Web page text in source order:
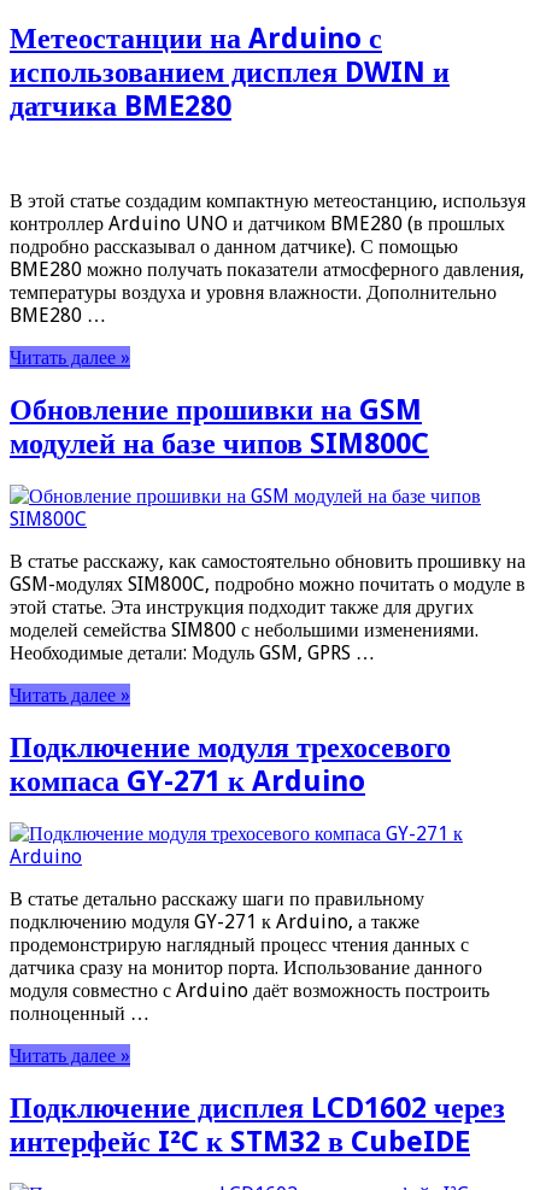
Метеостанции на Arduino с
использованием дисплея DWIN и
датчика BME280
В этой статье создадим компактную метеостанцию, используя
контроллер Arduino UNO и датчиком BME280 (в прошлых
подробно рассказывал о данном датчике). С помощью
BME280 можно получать показатели атмосферного давления,
температуры воздуха и уровня влажности. Дополнительно
BME280 …
Читать далее »
Обновление прошивки на GSM
модулей на базе чипов SIM800C
В статье расскажу, как самостоятельно обновить прошивку на
GSM-модулях SIM800C, подробно можно почитать о модуле в
этой статье. Эта инструкция подходит также для других
моделей семейства SIM800 с небольшими изменениями.
Необходимые детали: Модуль GSM, GPRS …
Читать далее »
Подключение модуля трехосевого
компаса GY-271 к Arduino
В статье детально расскажу шаги по правильному
подключению модуля GY-271 к Arduino, а также
продемонстрирую наглядный процесс чтения данных с
датчика сразу на монитор порта. Использование данного
модуля совместно с Arduino даёт возможность построить
полноценный …
Читать далее »
Подключение дисплея LCD1602 через
интерфейс I²C к STM32 в CubeIDE